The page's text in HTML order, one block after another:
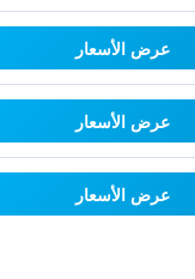
عرض الأسعار
عرض الأسعار
عرض الأسعار